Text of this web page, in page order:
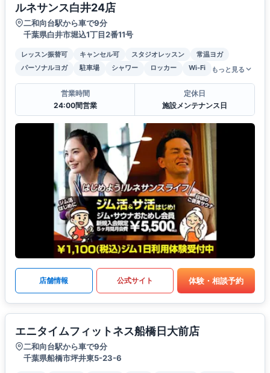
ルネサンス白井24店
二和向台駅から車で9分
千葉県白井市堀込1丁目2番11号
レッスン振替可 キャンセル可 スタジオレッスン
常温ヨガ
パーソナルヨガ
駐車場 シャワー ロッカー Wi-Fi もっと見る
営業時間
24:00間営業
定休日
施設メンテナンス日
店舗情報 公式サイト 体験・相談予約
エニタイムフィットネス船橋日大前店
二和向台駅から車で9分
千葉県船橋市坪井東5-23-6